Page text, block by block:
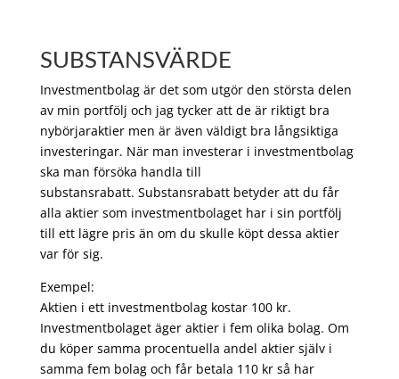
SUBSTANSVÄRDE
Investmentbolag är det som utgör den största delen
av min portfölj och jag tycker att de är riktigt bra
nybörjaraktier men är även väldigt bra långsiktiga
investeringar. När man investerar i investmentbolag
ska man försöka handla till
substansrabatt. Substansrabatt betyder att du får
alla aktier som investmentbolaget har i sin portfölj
till ett lägre pris än om du skulle köpt dessa aktier
var för sig.
Exempel:
Aktien i ett investmentbolag kostar 100 kr.
Investmentbolaget äger aktier i fem olika bolag. Om
du köper samma procentuella andel aktier själv i
samma fem bolag och får betala 110 kr så har